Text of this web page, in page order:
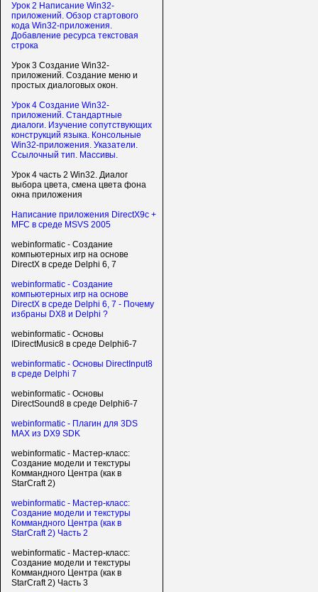
Урок 2 Написание Win32-
приложений. Обзор стартового
кода Win32-приложения.
Добавление ресурса текстовая
строка
Урок 3 Создание Win32-
приложений. Создание меню и
простых диалоговых окон.
Урок 4 Создание Win32-
приложений. Стандартные
диалоги. Изучение сопутствующих
конструкций языка. Консольные
Win32-приложения. Указатели.
Ссылочный тип. Массивы.
Урок 4 часть 2 Win32. Диалог
выбора цвета, смена цвета фона
окна приложения
Написание приложения DirectX9c +
MFC в среде MSVS 2005
webinformatic - Создание
компьютерных игр на основе
DirectX в среде Delphi 6, 7
webinformatic - Создание
компьютерных игр на основе
DirectX в среде Delphi 6, 7 - Почему
избраны DX8 и Delphi ?
webinformatic - Основы
IDirectMusic8 в среде Delphi6-7
webinformatic - Основы DirectInput8
в среде Delphi 7
webinformatic - Основы
DirectSound8 в среде Delphi6-7
webinformatic - Плагин для 3DS
MAX из DX9 SDK
webinformatic - Мастер-класс:
Создание модели и текстуры
Коммандного Центра (как в
StarCraft 2)
webinformatic - Мастер-класс:
Создание модели и текстуры
Коммандного Центра (как в
StarCraft 2) Часть 2
webinformatic - Мастер-класс:
Создание модели и текстуры
Коммандного Центра (как в
StarCraft 2) Часть 3